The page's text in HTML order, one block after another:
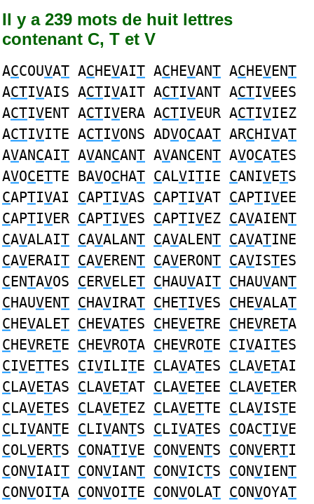
Il y a 239 mots de huit lettres
contenant C, T et V
ACCOUVAT ACHEVAIT ACHEVANT ACHEVENT
ACTIVAIS ACTIVAIT ACTIVANT ACTIVEES
ACTIVENT ACTIVERA ACTIVEUR ACTIVIEZ
ACTIVITE ACTIVONS ADVOCAAT ARCHIVAT
AVANCAIT AVANCANT AVANCENT AVOCATES
AVOCETTE BAVOCHAT CALVITIE CANIVETS
CAPTIVAI CAPTIVAS CAPTIVAT CAPTIVEE
CAPTIVER CAPTIVES CAPTIVEZ CAVAIENT
CAVALAIT CAVALANT CAVALENT CAVATINE
CAVERAIT CAVERENT CAVERONT CAVISTES
CENTAVOS CERVELET CHAUVAIT CHAUVANT
CHAUVENT CHAVIRAT CHETIVES CHEVALAT
CHEVALET CHEVATES CHEVETRE CHEVRETA
CHEVRETE CHEVROTA CHEVROTE CIVAITES
CIVETTES CIVILITE CLAVATES CLAVETAI
CLAVETAS CLAVETAT CLAVETEE CLAVETER
CLAVETES CLAVETEZ CLAVETTE CLAVISTE
CLIVANTE CLIVANTS CLIVATES COACTIVE
COLVERTS CONATIVE CONVENTS CONVERTI
CONVIAIT CONVIANT CONVICTS CONVIENT
CONVOITA CONVOITE CONVOLAT CONVOYAT